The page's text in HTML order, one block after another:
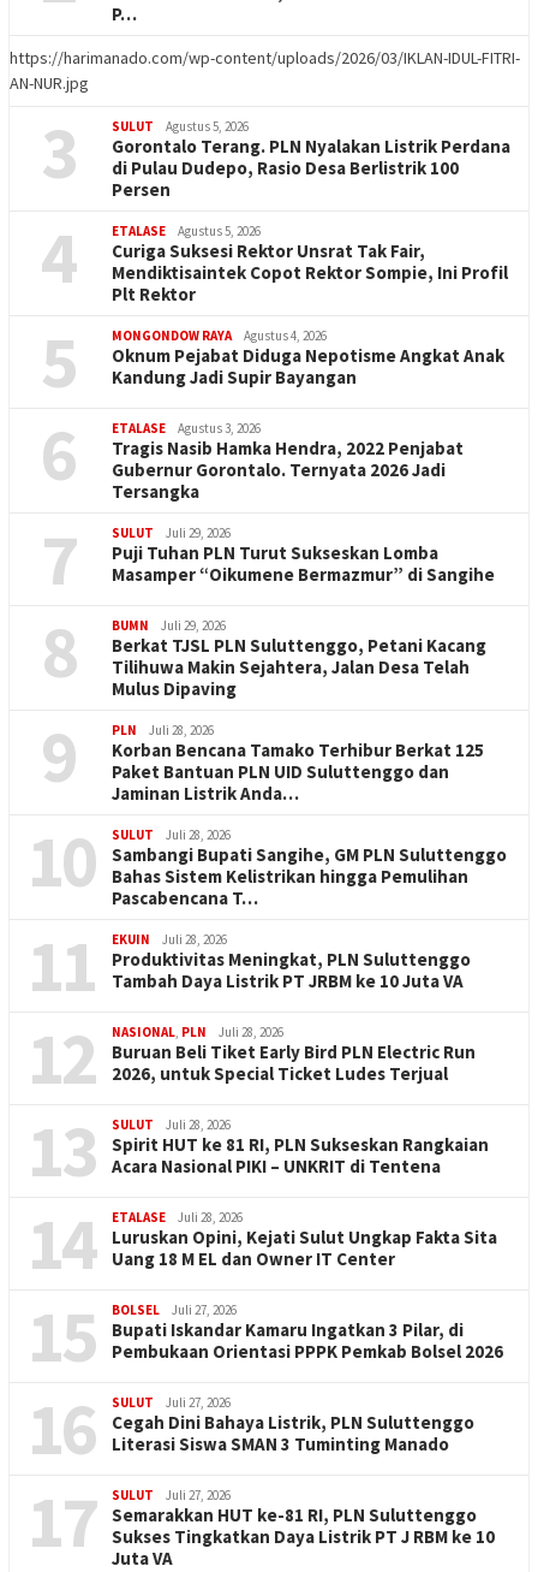
P…
https://harimanado.com/wp-content/uploads/2026/03/IKLAN-IDUL-FITRI-
AN-NUR.jpg
3 SULUT Agustus 5, 2026
Gorontalo Terang. PLN Nyalakan Listrik Perdana
di Pulau Dudepo, Rasio Desa Berlistrik 100
Persen
4 ETALASE Agustus 5, 2026
Curiga Suksesi Rektor Unsrat Tak Fair,
Mendiktisaintek Copot Rektor Sompie, Ini Profil
Plt Rektor
5 MONGONDOW RAYA Agustus 4, 2026
Oknum Pejabat Diduga Nepotisme Angkat Anak
Kandung Jadi Supir Bayangan
6 ETALASE Agustus 3, 2026
Tragis Nasib Hamka Hendra, 2022 Penjabat
Gubernur Gorontalo. Ternyata 2026 Jadi
Tersangka
7 SULUT Juli 29, 2026
Puji Tuhan PLN Turut Sukseskan Lomba
Masamper “Oikumene Bermazmur” di Sangihe
8 BUMN Juli 29, 2026
Berkat TJSL PLN Suluttenggo, Petani Kacang
Tilihuwa Makin Sejahtera, Jalan Desa Telah
Mulus Dipaving
9 PLN Juli 28, 2026
Korban Bencana Tamako Terhibur Berkat 125
Paket Bantuan PLN UID Suluttenggo dan
Jaminan Listrik Anda…
10 SULUT Juli 28, 2026
Sambangi Bupati Sangihe, GM PLN Suluttenggo
Bahas Sistem Kelistrikan hingga Pemulihan
Pascabencana T…
11 EKUIN Juli 28, 2026
Produktivitas Meningkat, PLN Suluttenggo
Tambah Daya Listrik PT JRBM ke 10 Juta VA
12 NASIONAL, PLN Juli 28, 2026
Buruan Beli Tiket Early Bird PLN Electric Run
2026, untuk Special Ticket Ludes Terjual
13 SULUT Juli 28, 2026
Spirit HUT ke 81 RI, PLN Sukseskan Rangkaian
Acara Nasional PIKI – UNKRIT di Tentena
14 ETALASE Juli 28, 2026
Luruskan Opini, Kejati Sulut Ungkap Fakta Sita
Uang 18 M EL dan Owner IT Center
15 BOLSEL Juli 27, 2026
Bupati Iskandar Kamaru Ingatkan 3 Pilar, di
Pembukaan Orientasi PPPK Pemkab Bolsel 2026
16 SULUT Juli 27, 2026
Cegah Dini Bahaya Listrik, PLN Suluttenggo
Literasi Siswa SMAN 3 Tuminting Manado
17 SULUT Juli 27, 2026
Semarakkan HUT ke-81 RI, PLN Suluttenggo
Sukses Tingkatkan Daya Listrik PT J RBM ke 10
Juta VA